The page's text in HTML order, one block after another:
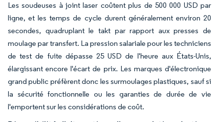
Les soudeuses à joint laser coûtent plus de 500 000 USD par
ligne, et les temps de cycle durent généralement environ 20
secondes, quadruplant le takt par rapport aux presses de
moulage par transfert. La pression salariale pour les techniciens
de test de fuite dépasse 25 USD de l'heure aux États-Unis,
élargissant encore l'écart de prix. Les marques d'électronique
grand public préfèrent donc les surmoulages plastiques, sauf si
la sécurité fonctionnelle ou les garanties de durée de vie
l'emportent sur les considérations de coût.